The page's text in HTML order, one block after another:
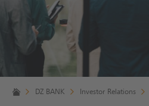
DZ BANK Investor Relations